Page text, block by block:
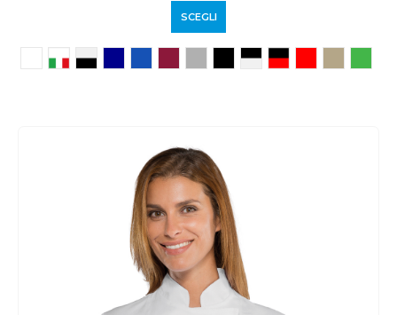
SCEGLI